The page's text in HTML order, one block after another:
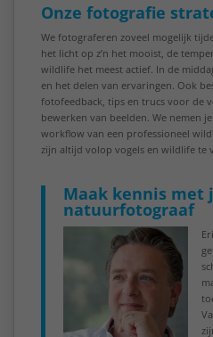
Onze fotografie
We fotograferen zoveel mogelijk
het licht op z’n het mooist, de
wildlife het meest actief. In de
en het delen van ervaringen. Ook
fotofeedback, tips en trucs voor de
bewerken van beelden. We nemen
workflow van een professioneel
zijn altijd volop vogels en wildlife te
Maak kennis met
natuurfotograaf